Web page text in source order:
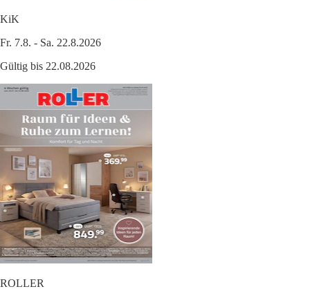
KiK
Fr. 7.8. - Sa. 22.8.2026
Gültig bis 22.08.2026
ROLLER